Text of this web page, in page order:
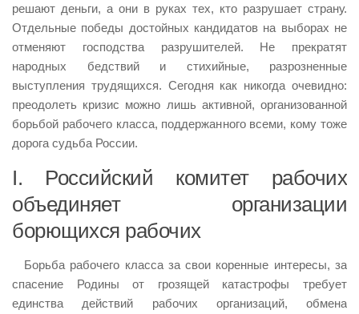
решают деньги, а они в руках тех, кто разрушает страну.
Отдельные победы достойных кандидатов на выборах не
отменяют господства разрушителей. Не прекратят
народных бедствий и стихийные, разрозненные
выступления трудящихся. Сегодня как никогда очевидно:
преодолеть кризис можно лишь активной, организованной
борьбой рабочего класса, поддержанного всеми, кому тоже
дорога судьба России.
I. Российский комитет рабочих
объединяет организации
борющихся рабочих
Борьба рабочего класса за свои коренные интересы, за
спасение Родины от грозящей катастрофы требует
единства действий рабочих организаций, обмена